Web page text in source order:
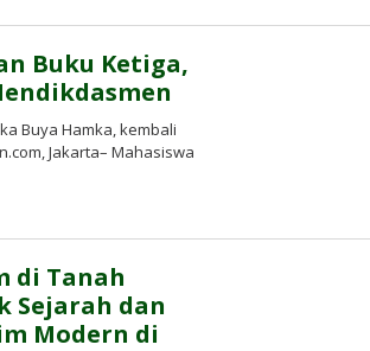
Kusnadi
Buku Ketiga,
Buya Hamka, kembali
Jakarta– Mahasiswa
di Tanah
Sejarah dan
Modern di